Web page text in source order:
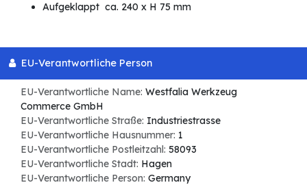
Aufgeklappt ca. 240 x H 75 mm
EU-Verantwortliche Person
EU-Verantwortliche Name: Westfalia Werkzeug
Commerce GmbH
EU-Verantwortliche Straße: Industriestrasse
EU-Verantwortliche Hausnummer: 1
EU-Verantwortliche Postleitzahl: 58093
EU-Verantwortliche Stadt: Hagen
EU-Verantwortliche Person: Germany